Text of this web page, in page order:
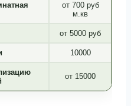
от 700 руб
м.кв
от 5000 руб
10000
от 15000